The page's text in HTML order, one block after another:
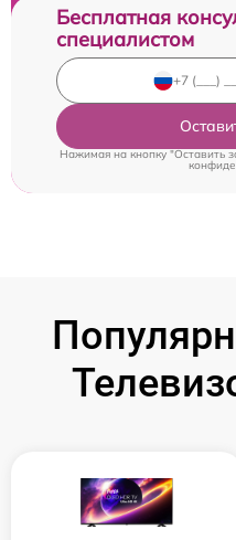
Бесплатная
специалистом
Нажимая на кнопку "Оставить